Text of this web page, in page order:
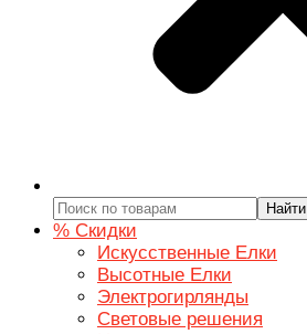
Найти
% Скидки
Искусственные Елки
Высотные Елки
Электрогирлянды
Световые решения